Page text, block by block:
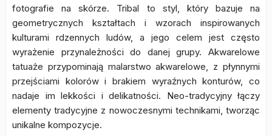
fotografie na skórze. Tribal to styl, który bazuje na
geometrycznych kształtach i wzorach inspirowanych
kulturami rdzennych ludów, a jego celem jest często
wyrażenie przynależności do danej grupy. Akwarelowe
tatuaże przypominają malarstwo akwarelowe, z płynnymi
przejściami kolorów i brakiem wyraźnych konturów, co
nadaje im lekkości i delikatności. Neo-tradycyjny łączy
elementy tradycyjne z nowoczesnymi technikami, tworząc
unikalne kompozycje.